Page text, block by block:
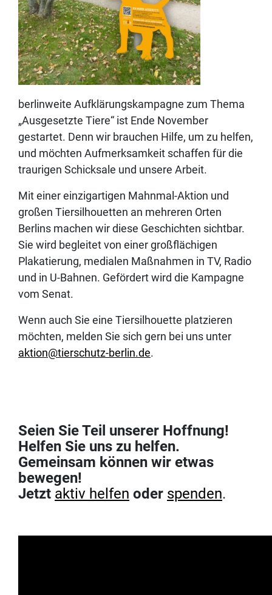
berlinweite Aufklärungskampagne zum Thema
„Ausgesetzte Tiere“ ist Ende November
gestartet. Denn wir brauchen Hilfe, um zu helfen,
und möchten Aufmerksamkeit schaffen für die
traurigen Schicksale und unsere Arbeit.
Mit einer einzigartigen Mahnmal-Aktion und
großen Tiersilhouetten an mehreren Orten
Berlins machen wir diese Geschichten sichtbar.
Sie wird begleitet von einer großflächigen
Plakatierung, medialen Maßnahmen in TV, Radio
und in U-Bahnen. Gefördert wird die Kampagne
vom Senat.
Wenn auch Sie eine Tiersilhouette platzieren
möchten, melden Sie sich gern bei uns unter
aktion@tierschutz-berlin.de.
Seien Sie Teil unserer Hoffnung!
Helfen Sie uns zu helfen.
Gemeinsam können wir etwas
bewegen!
Jetzt aktiv helfen oder spenden.